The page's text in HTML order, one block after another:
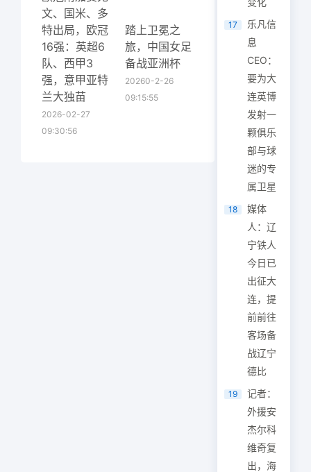
文、国米、多
特出局，欧冠
16强：英超6
队、西甲3
强，意甲亚特
兰大独苗
2026-02-27
09:30:56
踏上卫冕之
旅，中国女足
备战亚洲杯
20260-2-26
09:15:55
17
乐凡信
息
CEO：
要为大
连英博
发射一
颗俱乐
部与球
迷的专
属卫星
18
媒体
人：辽
宁铁人
今日已
出征大
连，提
前前往
客场备
战辽宁
德比
19
记者：
外援安
杰尔科
维奇复
出，海